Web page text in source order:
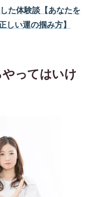
た体験談【あなたを
しい運の掴み方】
ってはいけ